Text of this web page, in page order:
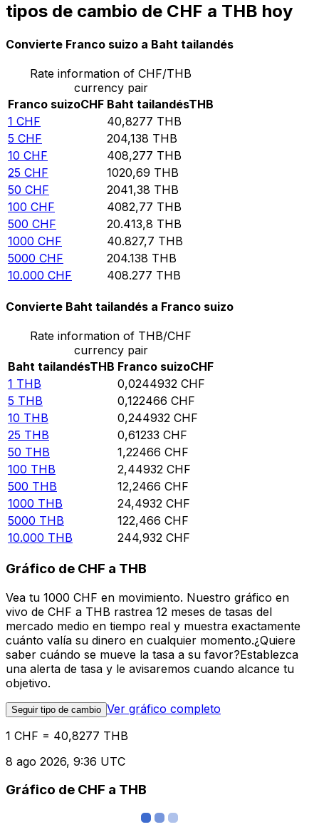
tipos de cambio de CHF a THB hoy
Convierte Franco suizo a Baht tailandés
Rate information of CHF/THB
currency pair
Franco suizoCHF Baht tailandésTHB
1 CHF 40,8277 THB
5 CHF 204,138 THB
10 CHF 408,277 THB
25 CHF 1020,69 THB
50 CHF 2041,38 THB
100 CHF 4082,77 THB
500 CHF 20.413,8 THB
1000 CHF 40.827,7 THB
5000 CHF 204.138 THB
10.000 CHF 408.277 THB
Convierte Baht tailandés a Franco suizo
Rate information of THB/CHF
currency pair
Baht tailandésTHB Franco suizoCHF
1 THB 0,0244932 CHF
5 THB 0,122466 CHF
10 THB 0,244932 CHF
25 THB 0,61233 CHF
50 THB 1,22466 CHF
100 THB 2,44932 CHF
500 THB 12,2466 CHF
1000 THB 24,4932 CHF
5000 THB 122,466 CHF
10.000 THB 244,932 CHF
Gráfico de CHF a THB
Vea tu 1000 CHF en movimiento. Nuestro gráfico en
vivo de CHF a THB rastrea 12 meses de tasas del
mercado medio en tiempo real y muestra exactamente
cuánto valía su dinero en cualquier momento.¿Quiere
saber cuándo se mueve la tasa a su favor?Establezca
una alerta de tasa y le avisaremos cuando alcance tu
objetivo.
Seguir tipo de cambio Ver gráfico completo
1 CHF = 40,8277 THB
8 ago 2026, 9:36 UTC
Gráfico de CHF a THB